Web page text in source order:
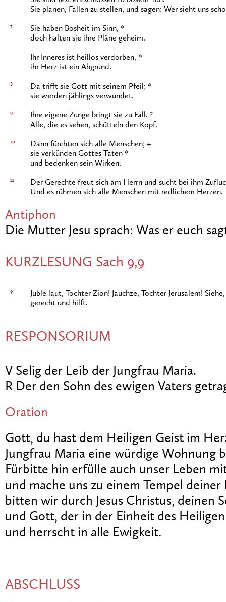
Sie planen, Fallen zu stellen, und sagen: Wer sieht uns
7
Sie haben Bosheit im Sinn, *
doch halten sie ihre Pläne geheim.
Ihr Inneres ist heillos verdorben, *
ihr Herz ist ein Abgrund.
8
Da trifft sie Gott mit seinem Pfeil; *
sie werden jählings verwundet.
9
Ihre eigene Zunge bringt sie zu Fall. *
Alle, die es sehen, schütteln den Kopf.
10
Dann fürchten sich alle Menschen; +
sie verkünden Gottes Taten *
und bedenken sein Wirken.
11
Der Gerechte freut sich am Herrn und sucht bei ihm
Und es rühmen sich alle Menschen mit redlichem Herzen.
Antiphon
Die Mutter Jesu sprach: Was er euch
KURZLESUNG Sach 9,9
9
Juble laut, Tochter Zion! Jauchze, Tochter Jerusalem!
gerecht und hilft.
RESPONSORIUM
V Selig der Leib der Jungfrau Maria.
R Der den Sohn des ewigen Vaters
Oration
Gott, du hast dem Heiligen Geist im
Jungfrau Maria eine würdige Wohnung
Fürbitte hin erfülle auch unser Leben
und mache uns zu einem Tempel
bitten wir durch Jesus Christus, deinen
und Gott, der in der Einheit des
und herrscht in alle Ewigkeit.
ABSCHLUSS